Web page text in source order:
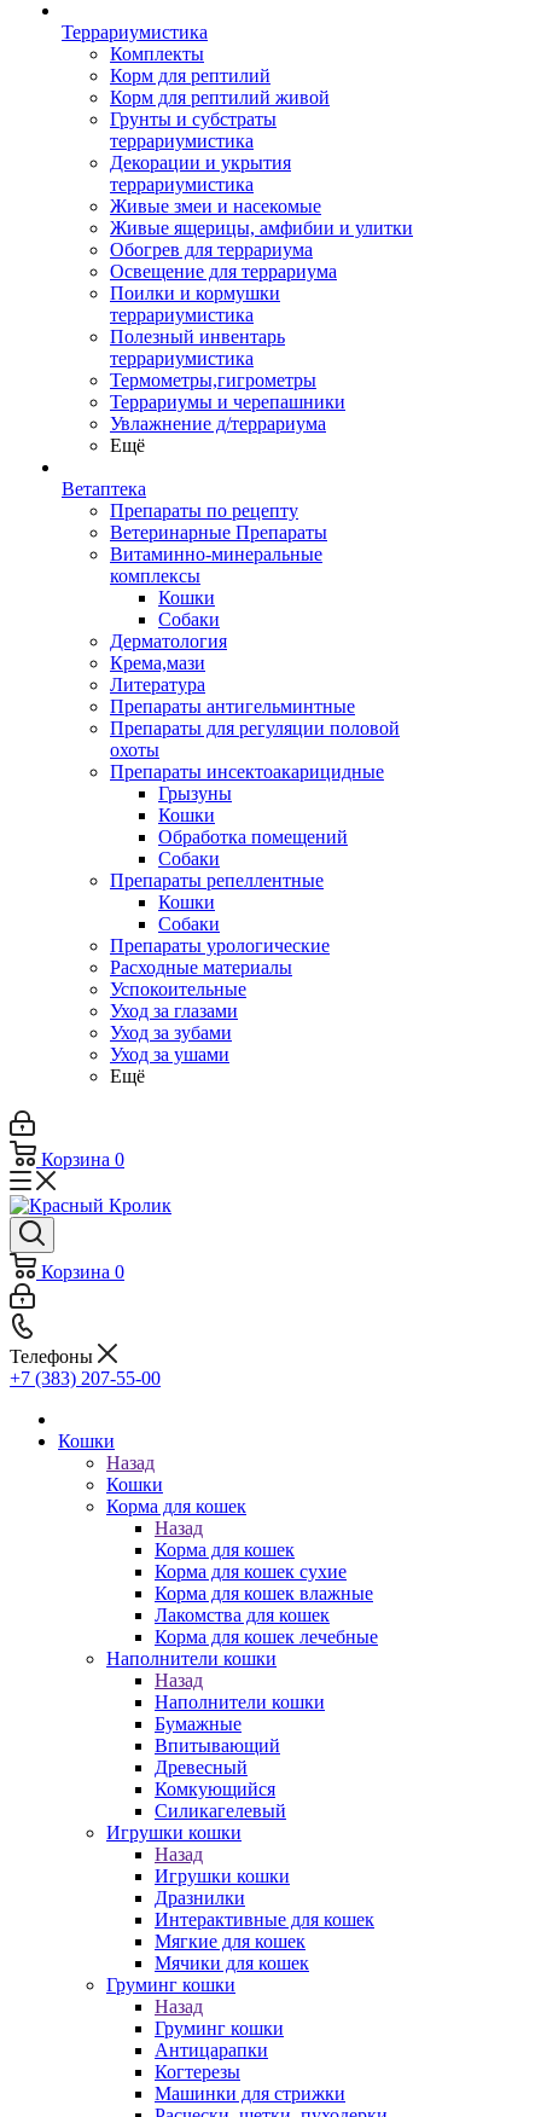
Террариумистика
Комплекты
Корм для рептилий
Корм для рептилий живой
Грунты и субстраты
террариумистика
Декорации и укрытия
террариумистика
Живые змеи и насекомые
Живые ящерицы, амфибии и улитки
Обогрев для террариума
Освещение для террариума
Поилки и кормушки
террариумистика
Полезный инвентарь
террариумистика
Термометры,гигрометры
Террариумы и черепашники
Увлажнение д/террариума
Ещё
Ветаптека
Препараты по рецепту
Ветеринарные Препараты
Витаминно-минеральные
комплексы
Кошки
Собаки
Дерматология
Крема,мази
Литература
Препараты антигельминтные
Препараты для регуляции половой
охоты
Препараты инсектоакарицидные
Грызуны
Кошки
Обработка помещений
Собаки
Препараты репеллентные
Кошки
Собаки
Препараты урологические
Расходные материалы
Успокоительные
Уход за глазами
Уход за зубами
Уход за ушами
Ещё
Корзина 0
Корзина 0
Телефоны
+7 (383) 207-55-00
Кошки
Назад
Кошки
Корма для кошек
Назад
Корма для кошек
Корма для кошек сухие
Корма для кошек влажные
Лакомства для кошек
Корма для кошек лечебные
Наполнители кошки
Назад
Наполнители кошки
Бумажные
Впитывающий
Древесный
Комкующийся
Силикагелевый
Игрушки кошки
Назад
Игрушки кошки
Дразнилки
Интерактивные для кошек
Мягкие для кошек
Мячики для кошек
Груминг кошки
Назад
Груминг кошки
Антицарапки
Когтерезы
Машинки для стрижки